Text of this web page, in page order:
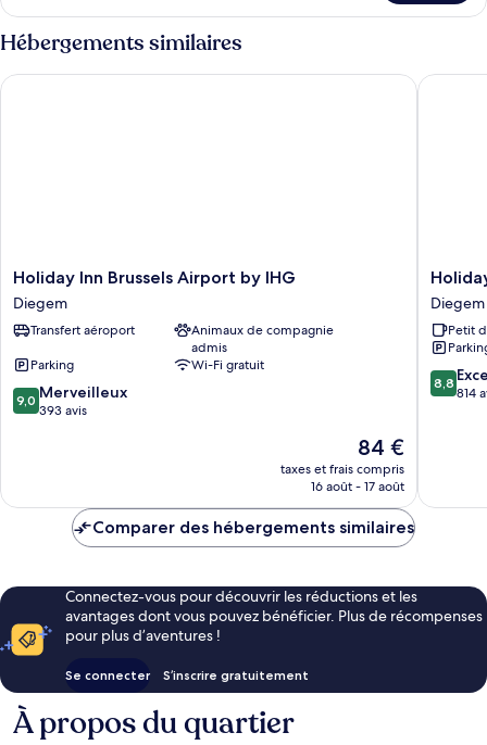
le
type
de
chambre
One-
Hébergements similaires
Holiday
Inn
Brussels
Airport
IHG
Diegem
Holiday Inn Brussels Airport by IHG
Diegem
Transfert aéroport
Animaux de compagnie
admis
Parking
Wi-Fi gratuit
9.0
sur
9,0 Merveilleux
393 avis
Le
nouveau
prix
de
84 €
taxes et frais compris
16 août - 17 août
Holiday Inn Brussels Airport by IHG
Holiday
Inn
Express
Brussels
Airport
by
IHG
Diegem
Petit
8.8
sur
8,8
814
Holiday
Comparer des hébergements similaires
Connectez-vous pour découvrir les réductions et les
avantages dont vous pouvez bénéficier. Plus de récompenses
pour plus d’aventures !
Se connecter S’inscrire gratuitement
À propos du quartier